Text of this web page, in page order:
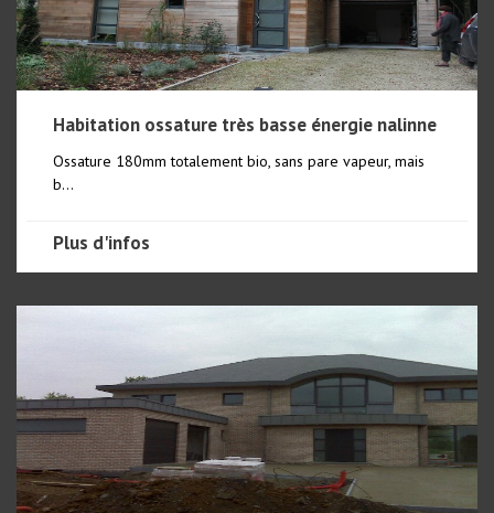
Habitation ossature très basse énergie nalinne
Ossature 180mm totalement bio, sans pare vapeur, mais
b...
Plus d'infos